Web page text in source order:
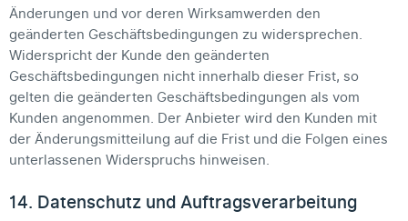
Änderungen und vor deren Wirksamwerden den
geänderten Geschäftsbedingungen zu widersprechen.
Widerspricht der Kunde den geänderten
Geschäftsbedingungen nicht innerhalb dieser Frist, so
gelten die geänderten Geschäftsbedingungen als vom
Kunden angenommen. Der Anbieter wird den Kunden mit
der Änderungsmitteilung auf die Frist und die Folgen eines
unterlassenen Widerspruchs hinweisen.
14. Datenschutz und Auftragsverarbeitung